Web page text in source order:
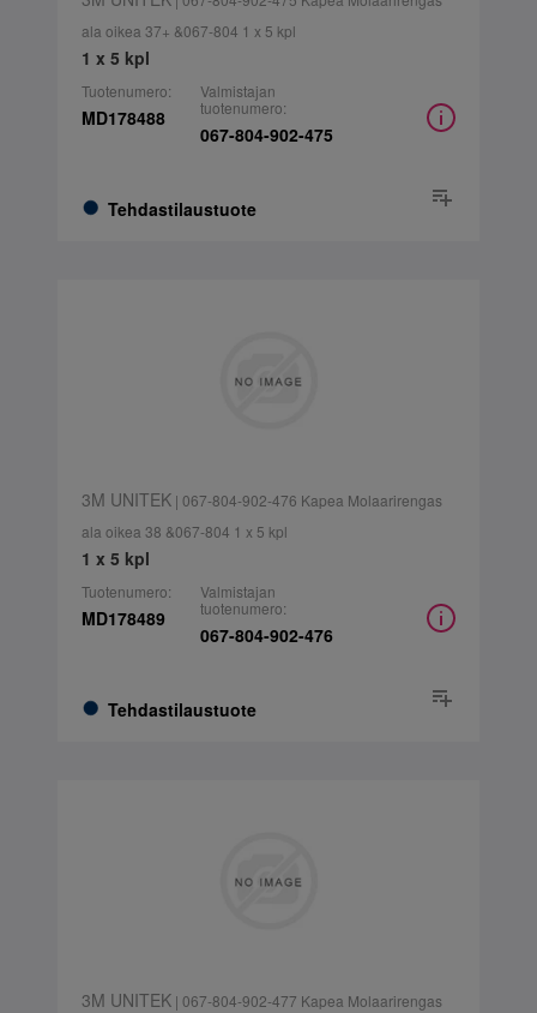
ala oikea 37+ &067-804 1 x 5 kpl
1 x 5 kpl
Tuotenumero:
MD178488
Tehdastilaustuote
Valmistajan
tuotenumero:
067-804-902-475
3M UNITEK| 067-804-902-476 Kapea Molaarirengas
ala oikea 38 &067-804 1 x 5 kpl
1 x 5 kpl
Tuotenumero:
MD178489
Tehdastilaustuote
Valmistajan
tuotenumero:
067-804-902-476
3M UNITEK| 067-804-902-477 Kapea Molaarirengas